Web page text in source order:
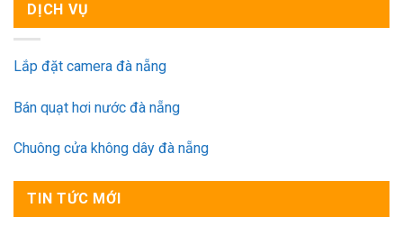
DỊCH VỤ
Lắp đặt camera đà nẵng
Bán quạt hơi nước đà nẵng
Chuông cửa không dây đà nẵng
TIN TỨC MỚI